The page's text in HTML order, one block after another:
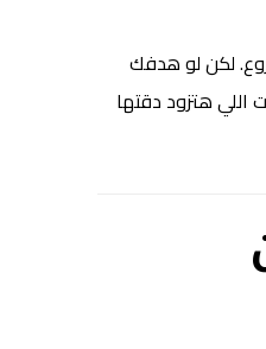
لكن لو هدفك
اللي هتزود دقتها